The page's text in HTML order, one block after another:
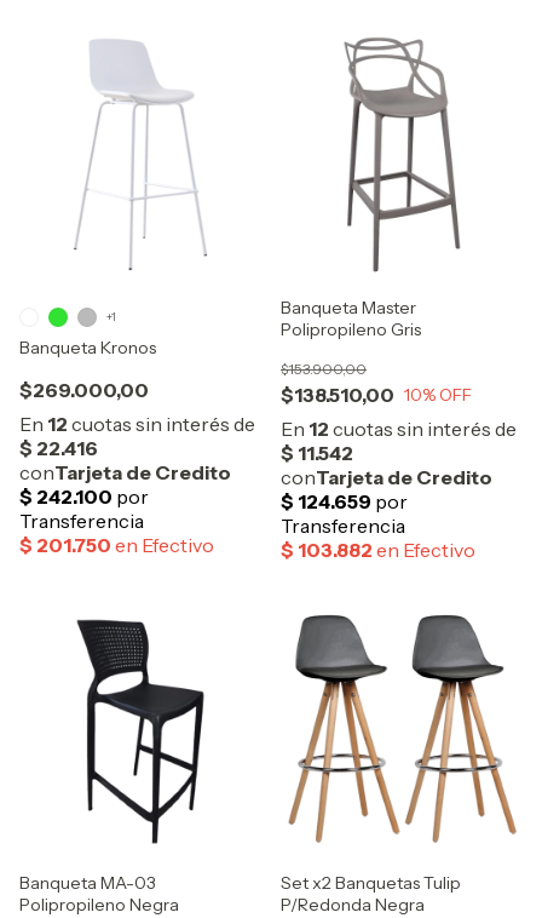
Banqueta Kronos
$269.000,00
+1
Banqueta Master
Polipropileno Gris
$138.510,00
$153.900,00
10% OFF
Banqueta MA-03
Polipropileno Negra
Set x2 Banquetas Tulip
P/Redonda Negra